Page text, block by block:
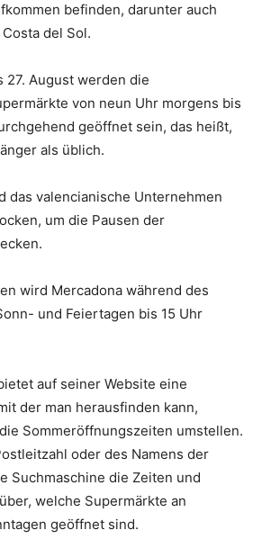
befinden, darunter auch
del Sol.
27. August werden die
von neun Uhr morgens bis
geöffnet sein, das heißt,
als üblich.
das valencianische Unternehmen
um die Pausen der
wird Mercadona während des
und Feiertagen bis 15 Uhr
auf seiner Website eine
der man herausfinden kann,
Sommeröffnungszeiten umstellen.
oder des Namens der
Suchmaschine die Zeiten und
welche Supermärkte an
geöffnet sind.